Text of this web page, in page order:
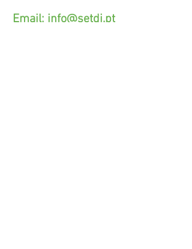
Email: info@setdi.pt